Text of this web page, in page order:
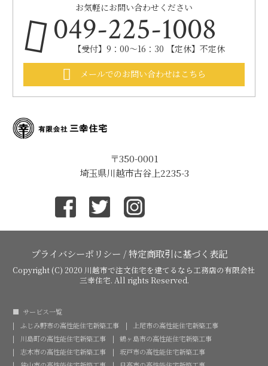
お気軽にお問い合わせください
049-225-1008
【受付】9：00～16：30 【定休】不定休
メールでのお問い合わせはこちら
〒350-0001
埼玉県川越市古谷上2235-3
プライバシーポリシー /特定商取引に基づく表記
Copyright (C) 2020 川越市で注文住宅を建てるなら工務店の有限会社
三幸住宅. All rights Reserved.
サービス一覧
ふじみ野市の高性能住宅新築工事
上尾市の高性能住宅新築工事
川島町の高性能住宅新築工事
鶴ヶ島市の高性能住宅新築工事
志木市の高性能住宅新築工事
坂戸市の高性能住宅新築工事